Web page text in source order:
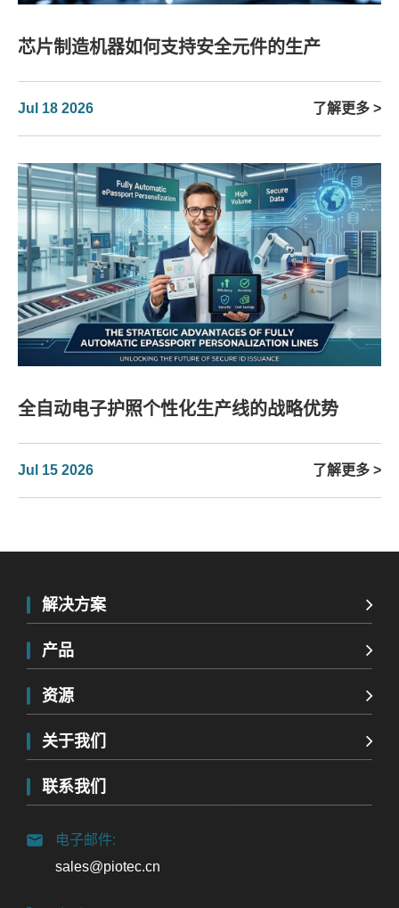
芯片制造机器如何支持安全元件的生产
Jul 18 2026 了解更多 >
全自动电子护照个性化生产线的战略优势
Jul 15 2026 了解更多 >
解决方案
产品
资源
关于我们
联系我们
电子邮件:
sales@piotec.cn